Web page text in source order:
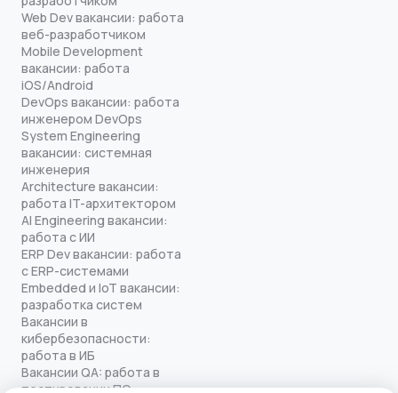
Web Dev вакансии: работа
веб-разработчиком
Mobile Development
вакансии: работа
iOS/Android
DevOps вакансии: работа
инженером DevOps
System Engineering
вакансии: системная
инженерия
Architecture вакансии:
работа IT-архитектором
AI Engineering вакансии:
работа с ИИ
ERP Dev вакансии: работа
с ERP-системами
Embedded и IoT вакансии:
разработка систем
Вакансии в
кибербезопасности:
работа в ИБ
Вакансии QA: работа в
тестировании ПО